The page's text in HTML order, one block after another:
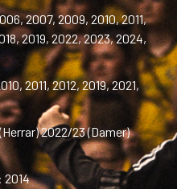
2007, 2009, 2010, 2011,
2019, 2022, 2023, 2024,
2011, 2012, 2019, 2021,
2022/23 (Damer)
2014